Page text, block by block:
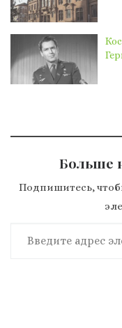
Больше
Подпишитесь,
Введите адрес